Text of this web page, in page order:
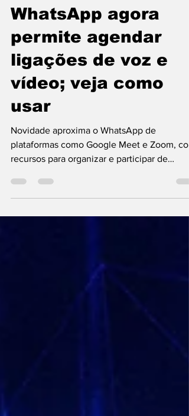
WMB Marketing Digital
18 de ago. de 2025
WhatsApp agora
permite agendar
ligações de voz e
vídeo; veja como
usar
Novidade aproxima o WhatsApp de